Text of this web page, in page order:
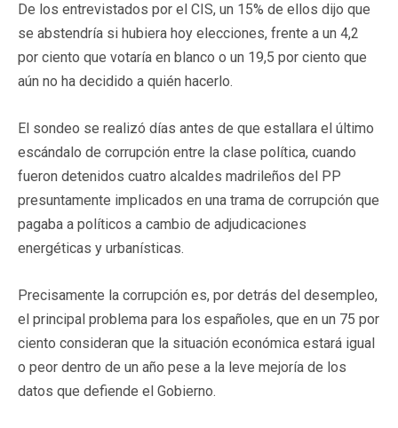
De los entrevistados por el CIS, un 15% de ellos dijo que
se abstendría si hubiera hoy elecciones, frente a un 4,2
por ciento que votaría en blanco o un 19,5 por ciento que
aún no ha decidido a quién hacerlo.
El sondeo se realizó días antes de que estallara el último
escándalo de corrupción entre la clase política, cuando
fueron detenidos cuatro alcaldes madrileños del PP
presuntamente implicados en una trama de corrupción que
pagaba a políticos a cambio de adjudicaciones
energéticas y urbanísticas.
Precisamente la corrupción es, por detrás del desempleo,
el principal problema para los españoles, que en un 75 por
ciento consideran que la situación económica estará igual
o peor dentro de un año pese a la leve mejoría de los
datos que defiende el Gobierno.